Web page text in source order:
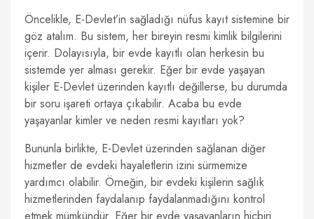
Öncelikle, E-Devlet’in sağladığı nüfus kayıt sistemine bir
göz atalım. Bu sistem, her bireyin resmi kimlik bilgilerini
içerir. Dolayısıyla, bir evde kayıtlı olan herkesin bu
sistemde yer alması gerekir. Eğer bir evde yaşayan
kişiler E-Devlet üzerinden kayıtlı değillerse, bu durumda
bir soru işareti ortaya çıkabilir. Acaba bu evde
yaşayanlar kimler ve neden resmi kayıtları yok?
Bununla birlikte, E-Devlet üzerinden sağlanan diğer
hizmetler de evdeki hayaletlerin izini sürmemize
yardımcı olabilir. Örneğin, bir evdeki kişilerin sağlık
hizmetlerinden faydalanıp faydalanmadığını kontrol